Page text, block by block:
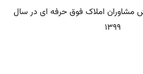
مشاوران املاک فوق حرفه ای در سال
۱۳۹۹